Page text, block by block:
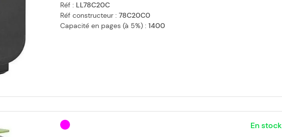
Réf : LL78C20C
Réf constructeur : 78C20C0
Capacité en pages (à 5%) : 1400
En stock